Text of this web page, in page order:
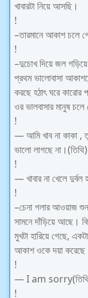
খাবারটা নিয়ে আসছি।
!
–তারমানে আকাশ চলে
!
–দুচোখ দিয়ে জল
প্রথম ভালোবাসা
করছে হঠাৎ ঘরে
ওর ভালবাসার মানুষ
!
— আমি খাব না কাকা ,
ভালো লাগছে না।(তিথি)
!
— খাবার না খেলে
!
–চেনা গলার আওয়াজ
সামনে দাঁড়িয়ে আছে।
মুখটা হারিয়ে গেছে,
আকাশ ওকে দয়া
!
— I am
!